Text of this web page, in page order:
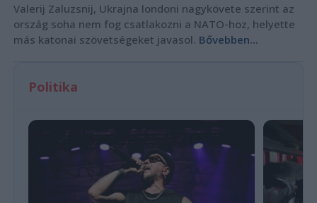
Valerij Zaluzsnij, Ukrajna londoni nagykövete szerint az
ország soha nem fog csatlakozni a NATO-hoz, helyette
más katonai szövetségeket javasol. Bővebben...
Politika